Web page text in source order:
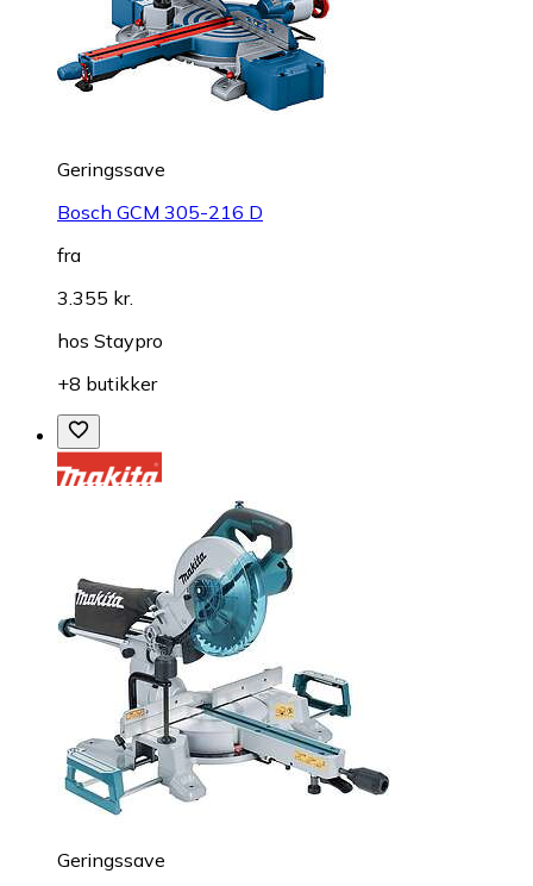
Geringssave
Bosch GCM 305-216 D
fra
3.355 kr.
hos Staypro
+8 butikker
Geringssave